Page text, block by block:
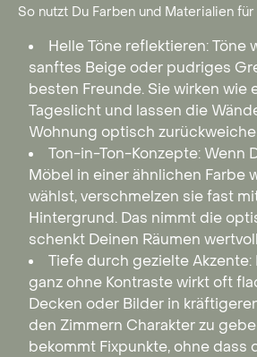
So nutzt Du Farben und Materialien
Helle Töne reflektieren: Töne
sanftes Beige oder pudriges
besten Freunde. Sie wirken wie
Tageslicht und lassen die
Wohnung optisch
Ton-in-Ton-Konzepte: Wenn
Möbel in einer ähnlichen Farbe
wählst, verschmelzen sie fast
Hintergrund. Das nimmt die
schenkt Deinen Räumen
Tiefe durch gezielte Akzente:
ganz ohne Kontraste wirkt oft
Decken oder Bilder in
den Zimmern Charakter zu
bekommt Fixpunkte, ohne dass